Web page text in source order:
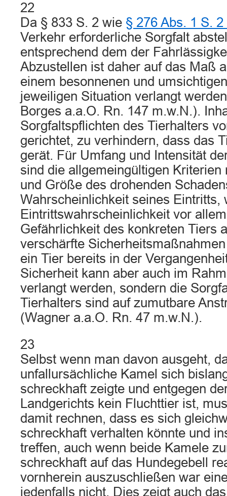
22
Da § 833 S. 2 wie § 276 Abs. 1 S.
Verkehr erforderliche Sorgfalt
entsprechend dem der
Abzustellen ist daher auf das Maß
einem besonnenen und
jeweiligen Situation verlangt
Borges a.a.O. Rn. 147 m.w.N.).
Sorgfaltspflichten des Tierhalters
gerichtet, zu verhindern, dass das
gerät. Für Umfang und Intensität
sind die allgemeingültigen
und Größe des drohenden
Wahrscheinlichkeit seines Eintritts,
Eintrittswahrscheinlichkeit vor
Gefährlichkeit des konkreten Tiers
verschärfte
ein Tier bereits in der
Sicherheit kann aber auch im
verlangt werden, sondern die
Tierhalters sind auf zumutbare
(Wagner a.a.O. Rn. 47 m.w.N.).
23
Selbst wenn man davon ausgeht,
unfallursächliche Kamel sich
schreckhaft zeigte und entgegen
Landgerichts kein Fluchttier ist,
damit rechnen, dass es sich
schreckhaft verhalten könnte und
treffen, auch wenn beide Kamele
schreckhaft auf das Hundegebell
vornherein auszuschließen war
jedenfalls nicht. Dies zeigt auch